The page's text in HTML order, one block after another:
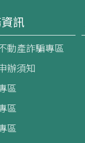
訊
動產詐騙專區
辦須知
區
區
區